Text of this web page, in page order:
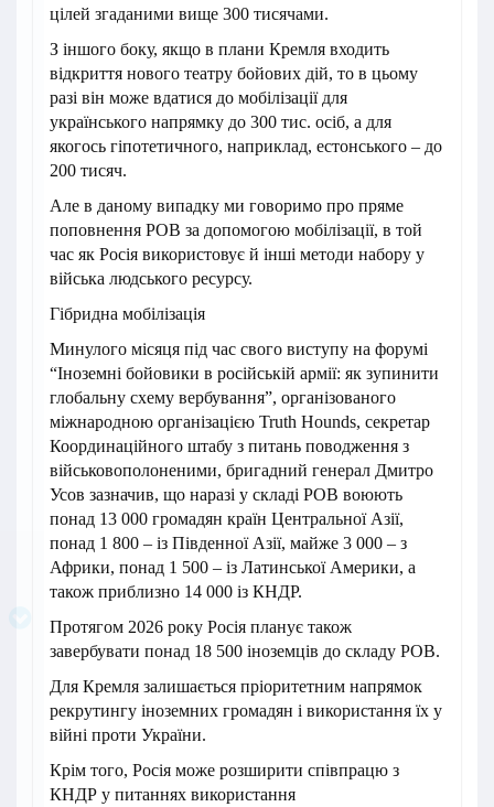
цілей згаданими вище 300 тисячами.
З іншого боку, якщо в плани Кремля входить
відкриття нового театру бойових дій, то в цьому
разі він може вдатися до мобілізації для
українського напрямку до 300 тис. осіб, а для
якогось гіпотетичного, наприклад, естонського – до
200 тисяч.
Але в даному випадку ми говоримо про пряме
поповнення РОВ за допомогою мобілізації, в той
час як Росія використовує й інші методи набору у
війська людського ресурсу.
Гібридна мобілізація
Минулого місяця під час свого виступу на форумі
“Іноземні бойовики в російській армії: як зупинити
глобальну схему вербування”, організованого
міжнародною організацією Truth Hounds, секретар
Координаційного штабу з питань поводження з
військовополоненими, бригадний генерал Дмитро
Усов зазначив, що наразі у складі РОВ воюють
понад 13 000 громадян країн Центральної Азії,
понад 1 800 – із Південної Азії, майже 3 000 – з
Африки, понад 1 500 – із Латинської Америки, а
також приблизно 14 000 із КНДР.
Протягом 2026 року Росія планує також
завербувати понад 18 500 іноземців до складу РОВ.
Для Кремля залишається пріоритетним напрямок
рекрутингу іноземних громадян і використання їх у
війні проти України.
Крім того, Росія може розширити співпрацю з
КНДР у питаннях використання